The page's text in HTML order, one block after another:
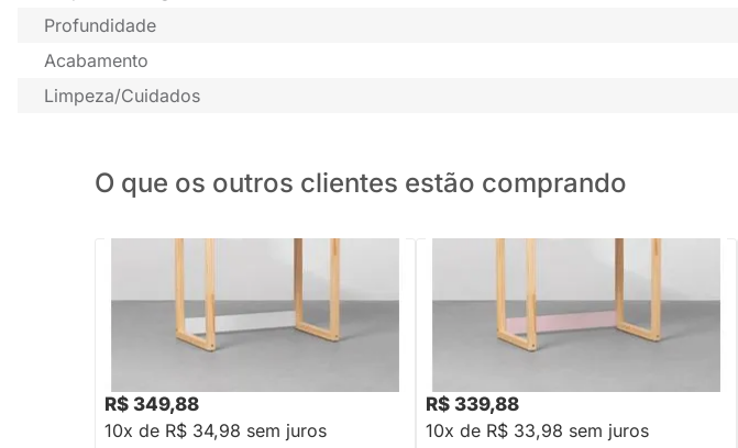
Profundidade
Acabamento
Limpeza/Cuidados
O que os outros clientes estão comprando
Escrivaninha Infantil Noah Natural e
Branco Fosco – 80cm
R$ 349,88
10x de R$ 34,98 sem juros
Escrivaninha Infantil Noah Natural - Rosa
R$ 339,88
10x de R$ 33,98 sem juros